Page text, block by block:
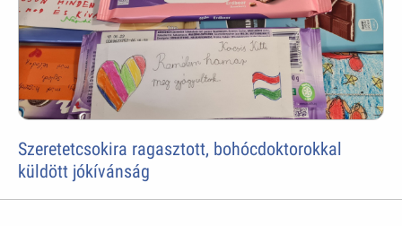
Szeretetcsokira ragasztott, bohócdoktorokkal
küldött jókívánság